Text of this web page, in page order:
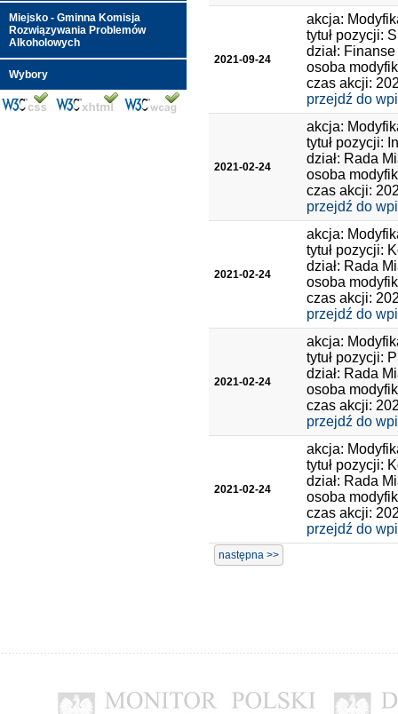
Miejsko - Gminna Komisja
Rozwiązywania Problemów
Alkoholowych
Wybory
2021-09-24
akcja:
tytuł pozycji:
dział:
osoba
czas akcji:
przejdź do
2021-02-24
akcja:
tytuł pozycji:
dział: Rada
osoba
czas akcji:
przejdź do
2021-02-24
akcja:
tytuł pozycji:
dział: Rada
osoba
czas akcji:
przejdź do
2021-02-24
akcja:
tytuł pozycji:
dział: Rada
osoba
czas akcji:
przejdź do
2021-02-24
akcja:
tytuł pozycji:
dział: Rada
osoba
czas akcji:
przejdź do
następna >>